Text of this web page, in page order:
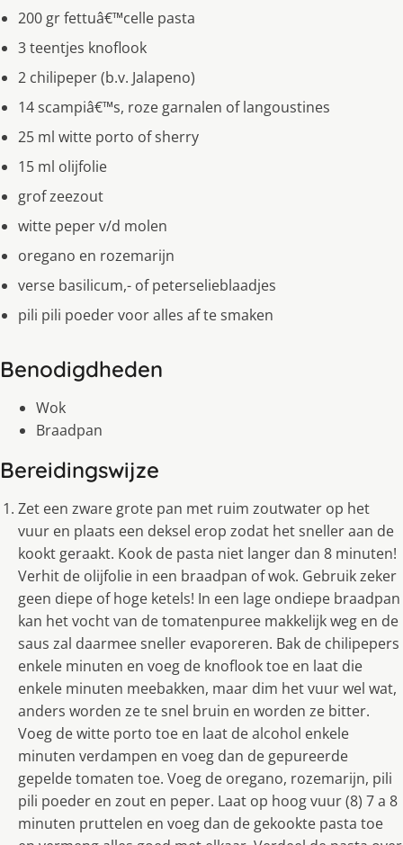
200 gr fettuâ€™celle pasta
3 teentjes knoflook
2 chilipeper (b.v. Jalapeno)
14 scampiâ€™s, roze garnalen of langoustines
25 ml witte porto of sherry
15 ml olijfolie
grof zeezout
witte peper v/d molen
oregano en rozemarijn
verse basilicum,- of peterselieblaadjes
pili pili poeder voor alles af te smaken
Benodigdheden
Wok
Braadpan
Bereidingswijze
Zet een zware grote pan met ruim zoutwater op het
vuur en plaats een deksel erop zodat het sneller aan de
kookt geraakt. Kook de pasta niet langer dan 8 minuten!
Verhit de olijfolie in een braadpan of wok. Gebruik zeker
geen diepe of hoge ketels! In een lage ondiepe braadpan
kan het vocht van de tomatenpuree makkelijk weg en de
saus zal daarmee sneller evaporeren. Bak de chilipepers
enkele minuten en voeg de knoflook toe en laat die
enkele minuten meebakken, maar dim het vuur wel wat,
anders worden ze te snel bruin en worden ze bitter.
Voeg de witte porto toe en laat de alcohol enkele
minuten verdampen en voeg dan de gepureerde
gepelde tomaten toe. Voeg de oregano, rozemarijn, pili
pili poeder en zout en peper. Laat op hoog vuur (8) 7 a 8
minuten pruttelen en voeg dan de gekookte pasta toe